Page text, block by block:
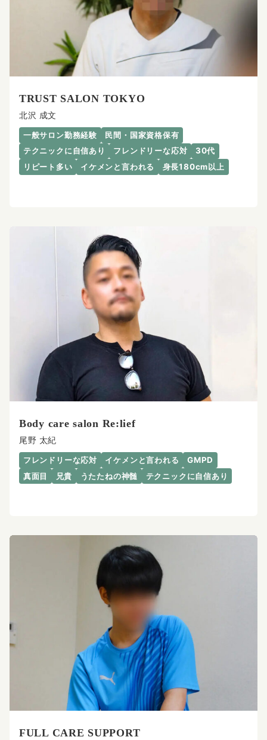
TRUST SALON TOKYO
北沢 成文
一般サロン勤務経験
民間・国家資格保有
テクニックに自信あり
フレンドリーな応対
30代
リピート多い
イケメンと言われる 身長180cm以上
Body care salon Re:lief
尾野 太紀
フレンドリーな応対 イケメンと言われる
GMPD
真面目
兄貴 うたたねの神髄 テクニックに自信あり
FULL CARE SUPPORT